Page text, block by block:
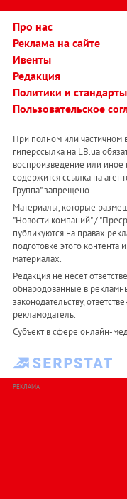
Про нас
Реклама на сайте
Ивенты
Редакция
Политики и стандарты
Пользовательское
При полном или частичном
гиперссылка на LB.ua
воспроизведение или иное
содержится ссылка на
Группа" запрещено.
Материалы, которые
"Новости компаний" /
публикуются на правах
подготовке этого контента
материалах.
Редакция не несет
обнародованные в
законодательству,
рекламодатель.
Субъект в сфере онлайн-
РЕКЛАМА